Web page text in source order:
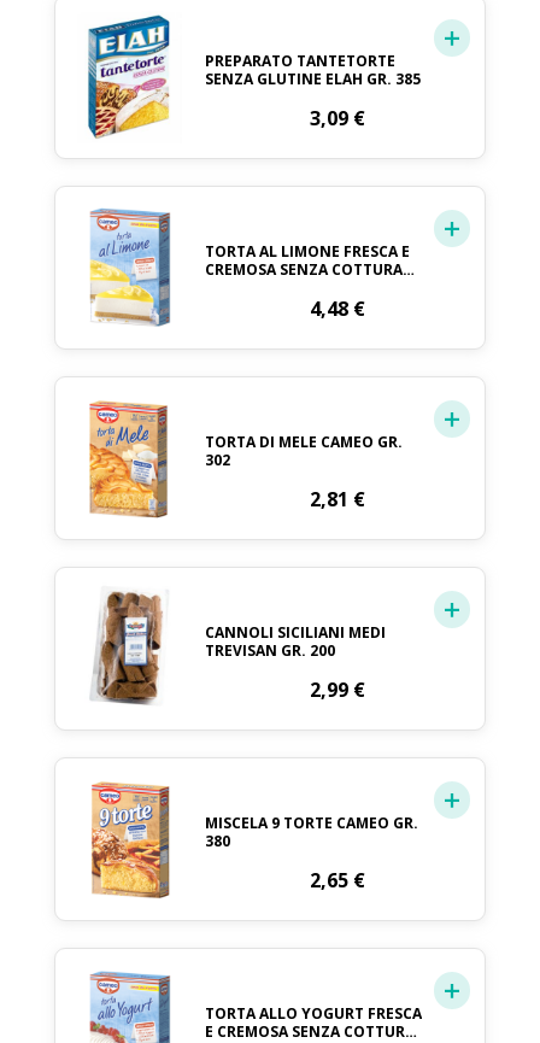
PREPARATO TANTETORTE
SENZA GLUTINE ELAH GR. 385
3,09 €
TORTA AL LIMONE FRESCA E
CREMOSA SENZA COTTURA
4,48 €
TORTA DI MELE CAMEO GR.
302
2,81 €
CANNOLI SICILIANI MEDI
TREVISAN GR. 200
2,99 €
MISCELA 9 TORTE CAMEO GR.
380
2,65 €
TORTA ALLO YOGURT FRESCA
E CREMOSA SENZA COTTURA